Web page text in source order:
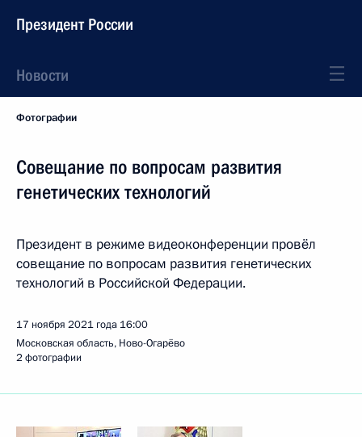
Президент России
Новости
Фотографии
Совещание по вопросам развития
генетических технологий
Президент в режиме видеоконференции провёл
совещание по вопросам развития генетических
технологий в Российской Федерации.
17 ноября 2021 года 16:00
Московская область, Ново-Огарёво
2 фотографии